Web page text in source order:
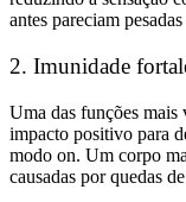
antes pareciam
2. Imunidade
Uma das funções mais
impacto positivo para
modo on. Um corpo
causadas por quedas